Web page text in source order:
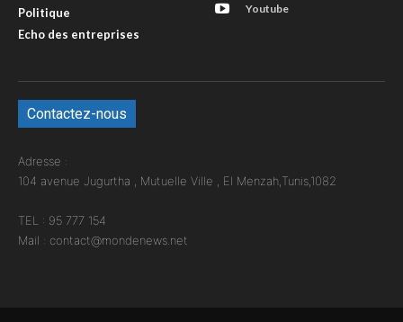
Politique
Echo des entreprises
Youtube
Contactez-nous
Adresse :
104 avenue Jugurtha , Mutuelle Ville , El Menzah,Tunis,1082
TEL : 95 777 154
Mail : contact@mondenews.net